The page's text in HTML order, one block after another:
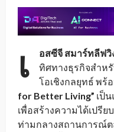
เ อสซีจี สมาร์ทลีฟวิ
ทิศทางธุรกิจสำห
โอเชิงกลยุทธ์ พร้
for Better Living” เป็
เพื่อสร้างความได้เปรี
ท่ามกลางสถานการณ์ต